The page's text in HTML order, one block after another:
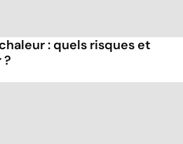
: quels risques et